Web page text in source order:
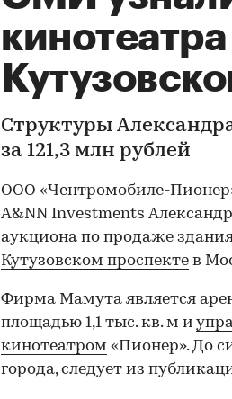
Структуры
за 121,3 млн рублей
ООО «Чентромобиле-
A&NN Investments
аукциона по продаже
Кутузовском проспекте в
Фирма Мамута является
площадью 1,1 тыс. кв. м и
кинотеатром «Пионер». До
города, следует из